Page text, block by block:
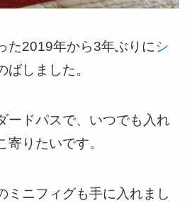
た2019年から3年ぶりにシ
ばしました。
ードパスで、いつでも入れ
寄りたいです。
ミニフィグも手に入れまし